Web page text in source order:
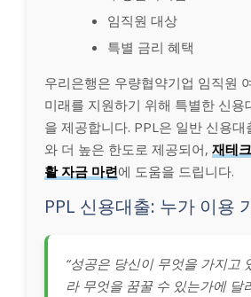
임직원 대상
특별 금리 혜택
우리은행은 우량협약기업 임직원
미래를 지원하기 위해 특별한 신용
을 제공합니다. PPL은 일반 신용대
와 더 높은 한도로 제공되어, 재테
활 자금 마련에 도움을 드립니다.
PPL 신용대출: 누가 이용
“성공은 당신이 무엇을 가지고
라 무엇을 꿈꿀 수 있는가에 달